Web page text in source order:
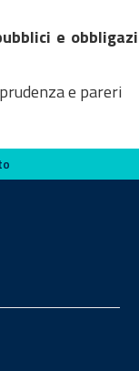
e
e pareri